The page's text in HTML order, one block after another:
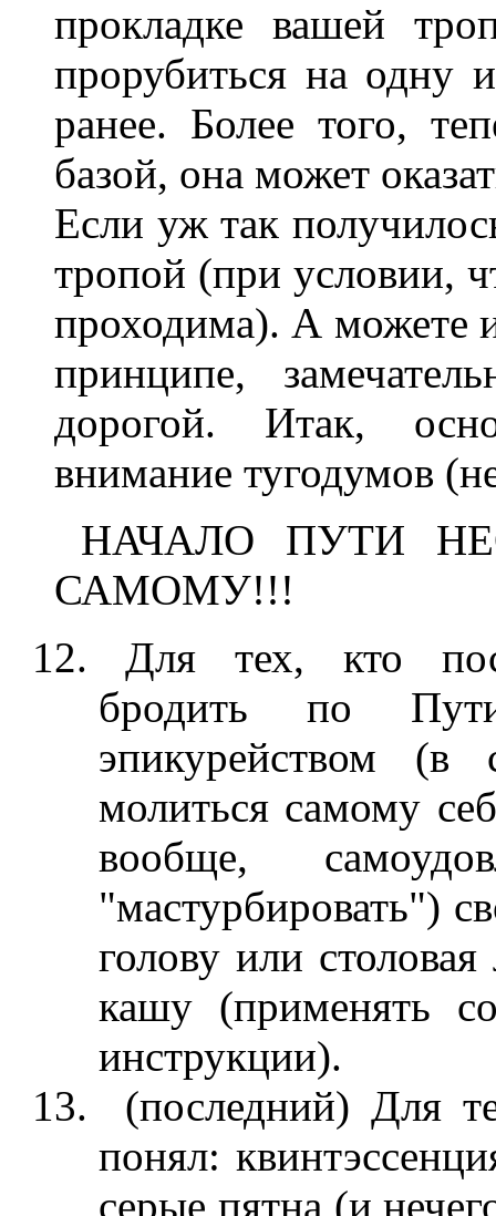
прокладке вашей
прорубиться на одну
ранее. Более того,
базой, она может
Если уж так
тропой (при условии,
проходима). А можете
принципе,
дорогой. Итак,
внимание тугодумов
НАЧАЛО ПУТИ
САМОМУ!!!
Для тех, кто
бродить по Пути
эпикурейством
молиться самому
вообще,
"мастурбировать")
голову или
кашу (применять
инструкции).
(последний) Для
понял:
серые пятна (и